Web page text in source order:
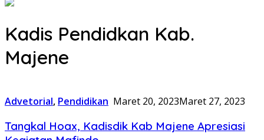
Kadis Pendidkan Kab.
Majene
Advetorial, Pendidikan Maret 20, 2023Maret 27, 2023
Tangkal Hoax, Kadisdik Kab Majene Apresiasi